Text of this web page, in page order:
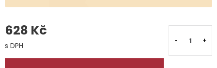
628 Kč